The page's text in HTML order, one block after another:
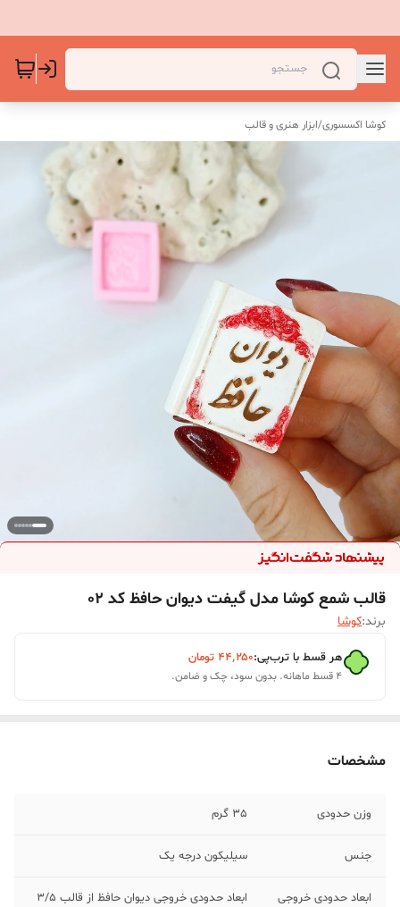
کوشا اکسسوری/ابزار هنری و قالب
قالب شمع کوشا مدل گیفت دیوان حافظ کد 02
برند:کوشا
هر قسط با ترب‌پی:۴۴٬۲۵۰ تومان
۴ قسط ماهانه. بدون سود، چک و ضامن.
مشخصات
وزن حدودی 35 گرم
جنس سیلیکون درجه یک
ابعاد حدودی خروجی
ابعاد حدودی خروجی دیوان حافظ از قالب 3/5